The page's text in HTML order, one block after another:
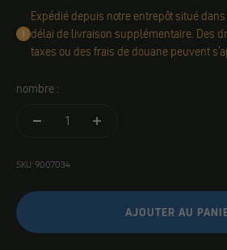
Expédié depuis notre entrepôt situé
délai de livraison supplémentaire. Des
taxes ou des frais de douane peuvent
nombre :
SKU: 9007034
AJOUTER AU